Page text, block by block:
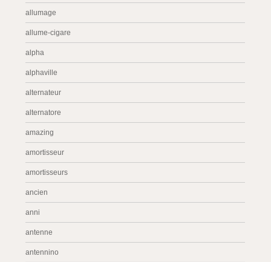
allumage
allume-cigare
alpha
alphaville
alternateur
alternatore
amazing
amortisseur
amortisseurs
ancien
anni
antenne
antennino